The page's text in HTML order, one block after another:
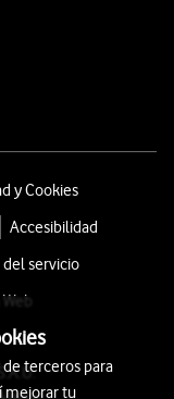
y Cookies
Accesibilidad
del servicio
de terceros para
mejorar tu